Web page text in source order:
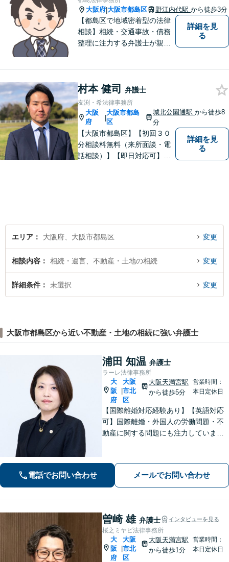
大阪府|大阪市都島区 野江内代駅 から徒歩3分
【都島区で地域密着型の法律
相談】相続・交通事故・債務
整理に注力する弁護士が親身
様、まずはお気軽にご連絡く
ださい。初回面談予約受付中
詳細を見
る
村本 健司 弁護士
友渕・希法律事務所
大阪
府
|
大阪市都島
区
城北公園通駅から徒歩8
分
【大阪市都島区】【初回３０
分相談料無料（来所面談・電
話相談）】【即日対応可】
依頼者様の不安を解消し、問
題解決へ導きます
詳細を見
る
エリア 大阪府、大阪市都島区 変更
相談内容 相続・遺言、不動産・土地の相続 変更
詳細条件 未選択 変更
大阪市都島区から近い不動産・土地の相続に強い弁護士
浦田 知温 弁護士
ラーレ法律事務所
大
阪
府
大阪
市北
区
大阪天満宮駅
から徒歩5分
営業時間：
本日定休日
【国際離婚対応経験あり】【英語対応
可】国際離婚・外国人の労働問題・不
動産に関する問題にも注力していま
ル相談可】【JR東西線大阪天満宮駅5
電話でお問い合わせ メールでお問い合わせ
曽崎 雄 弁護士 インタビューを見る
桜之ミヤビ法律事務所
大
阪
府
大阪
市北
区
大阪天満宮駅
から徒歩1分
営業時間：
本日定休日